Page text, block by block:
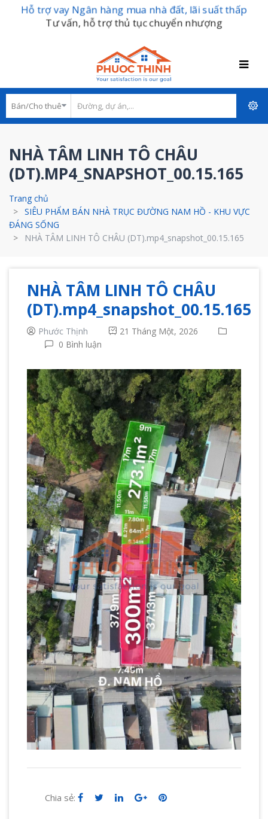
Hỗ trợ vay Ngân hàng mua nhà đất, lãi suất thấp
Tư vấn, hỗ trợ thủ tục chuyển nhượng
NHÀ TÂM LINH TÔ CHÂU
(DT).MP4_SNAPSHOT_00.15.165
Trang chủ
SIÊU PHẨM BÁN NHÀ TRỤC ĐƯỜNG NAM HỒ - KHU VỰC
ĐÁNG SỐNG
NHÀ TÂM LINH TÔ CHÂU (DT).mp4_snapshot_00.15.165
NHÀ TÂM LINH TÔ CHÂU
(DT).mp4_snapshot_00.15.165
Phước Thịnh
21 Tháng Một, 2026
0 Bình luận
Chia sẻ: